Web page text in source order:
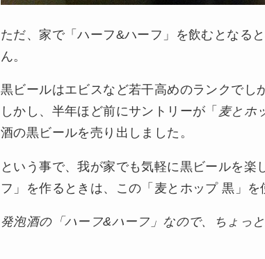
ただ、家で「ハーフ&ハーフ」を飲むとなる
ん。
黒ビールはエビスなど若干高めのランクでし
しかし、半年ほど前にサントリーが「 麦とホ
酒の黒ビールを売り出しました。
という事で、我が家でも気軽に黒ビールを楽
フ」を作るときは、この「麦とホップ 黒」を
発泡酒の「ハーフ&ハーフ」なので、ちょっ